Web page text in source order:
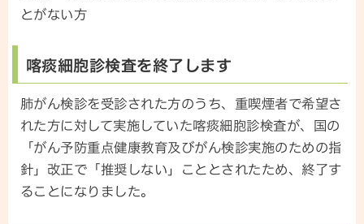
とがない方
喀痰細胞診検査を終了します
肺がん検診を受診された方のうち、重喫煙者で希望さ
れた方に対して実施していた喀痰細胞診検査が、国の
「がん予防重点健康教育及びがん検診実施のための指
針」改正で「推奨しない」こととされたため、終了す
ることになりました。